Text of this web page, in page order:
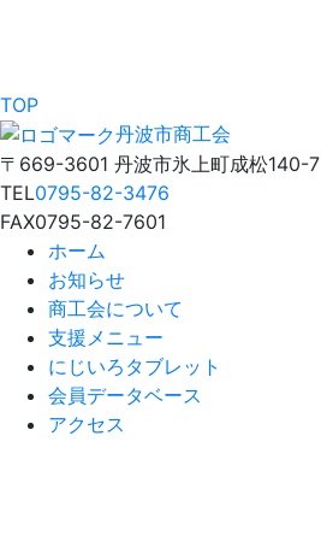
TOP
丹波市商工会
〒669-3601 丹波市氷上町成松140-7
TEL0795-82-3476
FAX0795-82-7601
ホーム
お知らせ
商工会について
支援メニュー
にじいろタブレット
会員データベース
アクセス